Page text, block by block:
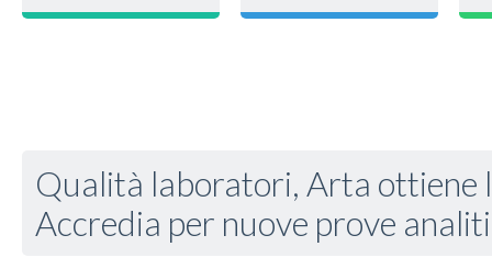
Qualità laboratori, Arta ottiene
Accredia per nuove prove